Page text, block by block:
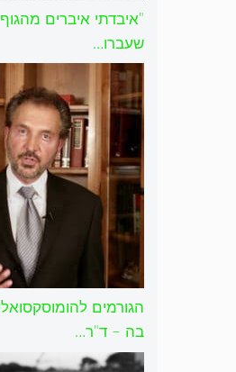
"איבדתי איברים
שעברו…
הגורמים
בה – ד"ר…